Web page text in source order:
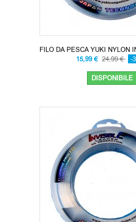
FILO DA PESCA YUKI NYLON
15,99 € 24,99 € -
DISPONIBILE